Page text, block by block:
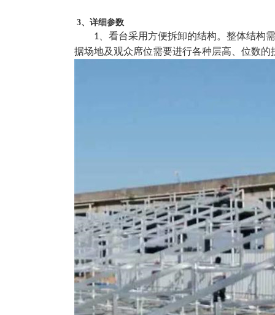
3、详细参数
1 、看台采用方便拆卸的结构。整体结
据场地及观众席位需要进行各种层高、位数的